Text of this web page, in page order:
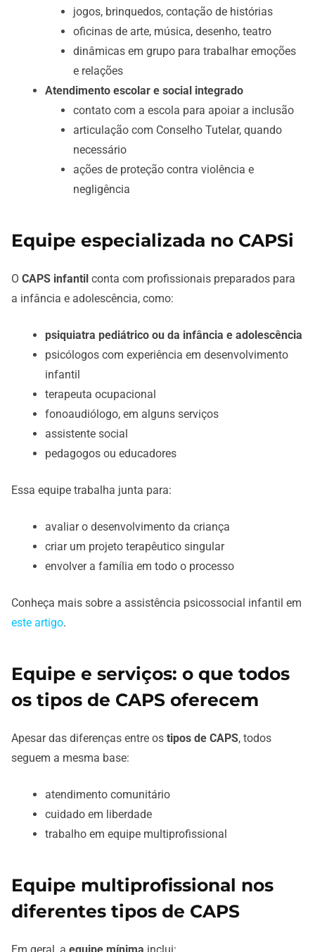
jogos, brinquedos, contação de histórias
oficinas de arte, música, desenho, teatro
dinâmicas em grupo para trabalhar emoções
e relações
Atendimento escolar e social integrado
contato com a escola para apoiar a inclusão
articulação com Conselho Tutelar, quando
necessário
ações de proteção contra violência e
negligência
Equipe especializada no CAPSi
O CAPS infantil conta com profissionais preparados para
a infância e adolescência, como:
psiquiatra pediátrico ou da infância e adolescência
psicólogos com experiência em desenvolvimento
infantil
terapeuta ocupacional
fonoaudiólogo, em alguns serviços
assistente social
pedagogos ou educadores
Essa equipe trabalha junta para:
avaliar o desenvolvimento da criança
criar um projeto terapêutico singular
envolver a família em todo o processo
Conheça mais sobre a assistência psicossocial infantil em
este artigo.
Equipe e serviços: o que todos
os tipos de CAPS oferecem
Apesar das diferenças entre os tipos de CAPS, todos
seguem a mesma base:
atendimento comunitário
cuidado em liberdade
trabalho em equipe multiprofissional
Equipe multiprofissional nos
diferentes tipos de CAPS